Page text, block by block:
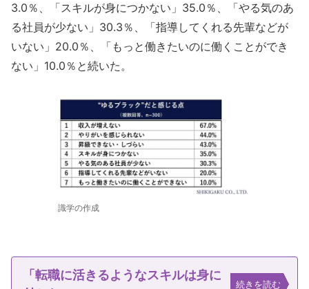
3.0％、「スキルが身につかない」35.0％、「やる気のあ
る社員が少ない」30.3％、「指導してくれる先輩などが
いない」20.0％、「もっと働きたいのに働くことができ
ない」10.0％と続いた。
識学の作成
「転職に活きるようなスキルは身に
続きを読む